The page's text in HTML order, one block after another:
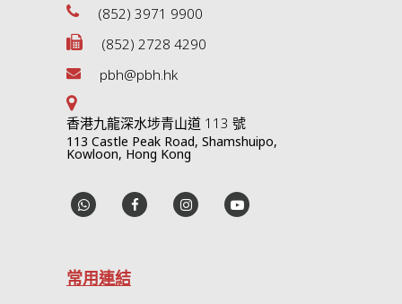
(852) 3971 9900
(852) 2728 4290
pbh@pbh.hk
香港九龍深水埗青山道 113 號
113 Castle Peak Road, Shamshuipo,
Kowloon, Hong Kong
常用連結